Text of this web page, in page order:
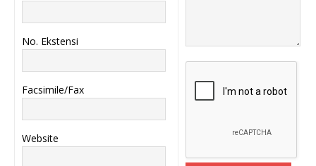
No. Ekstensi
Facsimile/Fax
Website